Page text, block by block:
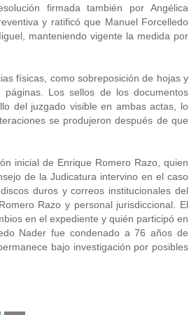
firmada también por Angélica
y ratificó que Manuel Forcelledo
manteniendo vigente la medida por
físicas, como sobreposición de hojas y
Los sellos de los documentos
del juzgado visible en ambas actas, lo
se produjeron después de que
inicial de Enrique Romero Razo, quien
de la Judicatura intervino en el caso
duros y correos institucionales del
Razo y personal jurisdiccional. El
en el expediente y quién participó en
Nader fue condenado a 76 años de
bajo investigación por posibles